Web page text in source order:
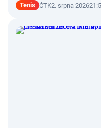
Tenis ČTK2. srpna 2026